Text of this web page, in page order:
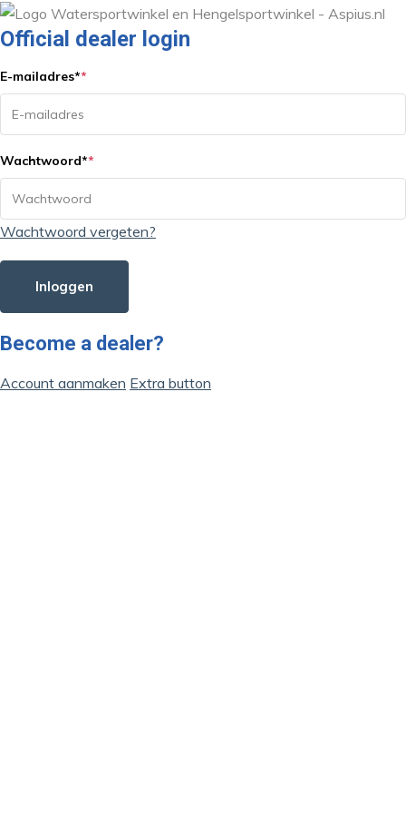
Official dealer login
E-mailadres**
Wachtwoord**
Wachtwoord vergeten?
Inloggen
Become a dealer?
Account aanmaken Extra button